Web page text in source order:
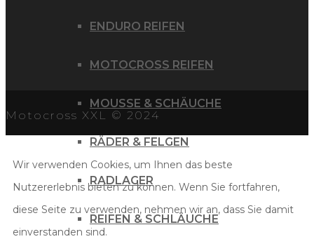
ENDURO REIFEN
MOTOCROSS REIFEN
MOUSSE & SCHÄUCHE
RÄDER & FELGEN
RADLAGER
REIFEN & SCHLÄUCHE
Motocross XXL © 2024
Wir verwenden Cookies, um Ihnen das beste
Nutzererlebnis bieten zu können. Wenn Sie fortfahren,
diese Seite zu verwenden, nehmen wir an, dass Sie damit
einverstanden sind.